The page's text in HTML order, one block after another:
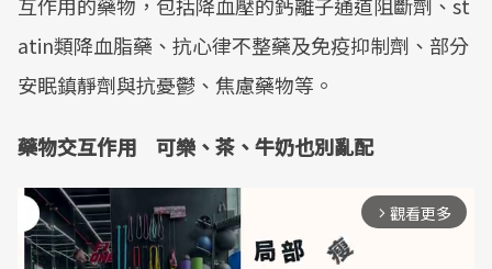
atin類降血脂藥、抗心律不整藥及免疫抑制劑、部分
安眠鎮靜劑與抗憂鬱、焦慮藥物等。
藥物交互作用 可樂、茶、牛奶也別亂配
arrow_forward_ios 觀看更多